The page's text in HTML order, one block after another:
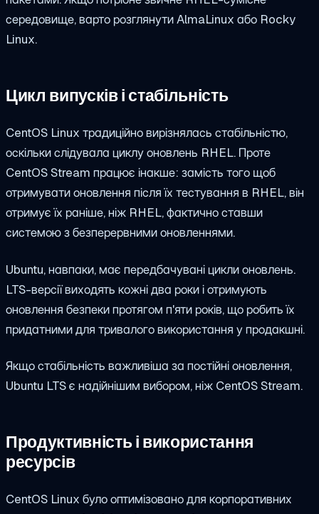
середовище, варто розглянути AlmaLinux або Rocky
Linux.
Цикл випусків і стабільність
CentOS Linux традиційно вирізнялась стабільністю,
оскільки слідувала циклу оновлень RHEL. Проте
CentOS Stream працює інакше: замість того щоб
отримувати оновлення після їх тестування в RHEL, він
отримує їх раніше, ніж RHEL, фактично ставши
системою з безперервними оновленнями.
Ubuntu, навпаки, має передбачувані цикли оновлень.
LTS-версії виходять кожні два роки і отримують
оновлення безпеки протягом п'яти років, що робить їх
придатними для тривалого використання у продакшні.
Якщо стабільність важливіша за постійні оновлення,
Ubuntu LTS є надійнішим вибором, ніж CentOS Stream.
Продуктивність і використання
ресурсів
CentOS Linux було оптимізовано для корпоративних